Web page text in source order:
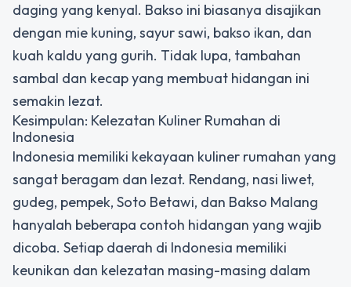
daging yang kenyal. Bakso ini biasanya disajikan
dengan mie kuning, sayur sawi, bakso ikan, dan
kuah kaldu yang gurih. Tidak lupa, tambahan
sambal dan kecap yang membuat hidangan ini
semakin lezat.
Kesimpulan: Kelezatan Kuliner Rumahan di
Indonesia
Indonesia memiliki kekayaan kuliner rumahan yang
sangat beragam dan lezat. Rendang, nasi liwet,
gudeg, pempek, Soto Betawi, dan Bakso Malang
hanyalah beberapa contoh hidangan yang wajib
dicoba. Setiap daerah di Indonesia memiliki
keunikan dan kelezatan masing-masing dalam